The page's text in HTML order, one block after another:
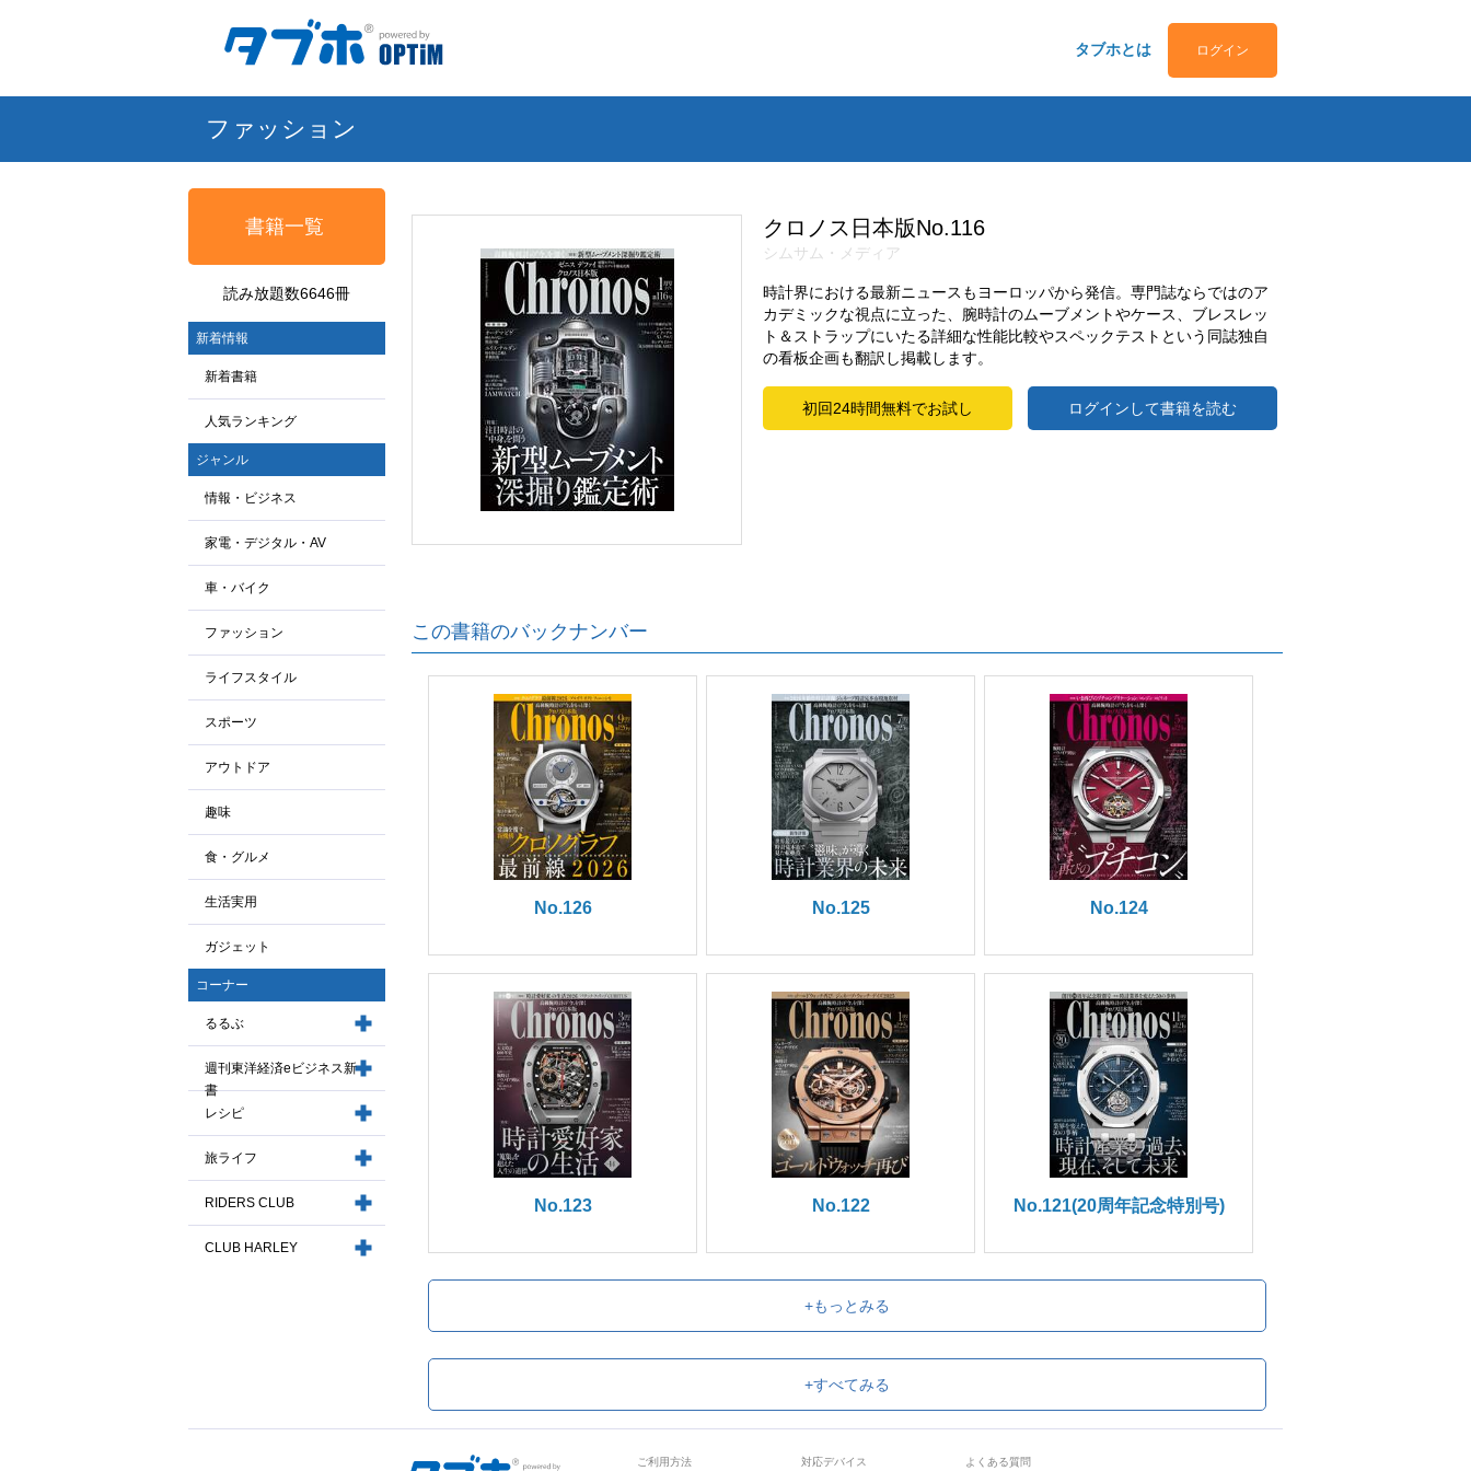
タブホとは ログイン
ファッション
書籍一覧
読み放題数6646冊
新着情報
新着書籍
人気ランキング
ジャンル
情報・ビジネス
家電・デジタル・AV
車・バイク
ファッション
ライフスタイル
スポーツ
アウトドア
趣味
食・グルメ
生活実用
ガジェット
コーナー
るるぶ
週刊東洋経済eビジネス新
書
レシピ
旅ライフ
RIDERS CLUB
CLUB HARLEY
クロノス日本版No.116
シムサム・メディア
時計界における最新ニュースもヨーロッパから発信。専門誌ならではのア
カデミックな視点に立った、腕時計のムーブメントやケース、ブレスレッ
ト＆ストラップにいたる詳細な性能比較やスペックテストという同誌独自
の看板企画も翻訳し掲載します。
初回24時間無料でお試し ログインして書籍を読む
この書籍のバックナンバー
No.126 No.125 No.124
No.123 No.122 No.121(20周年記念特別号)
+もっとみる
+すべてみる
ご利用方法 対応デバイス よくある質問